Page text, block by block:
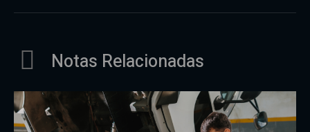
Notas Relacionadas